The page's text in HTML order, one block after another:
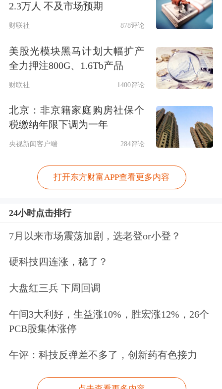
2.3万人 不及市场预期
财联社 878评论
美股光模块黑马计划大幅扩产
全力押注800G、1.6Tb产品
财联社 1400评论
北京：非京籍家庭购房社保个
税缴纳年限下调为一年
央视新闻客户端 284评论
打开东方财富APP查看更多内容
24小时点击排行
7月以来市场震荡加剧，选老登or小登？
硬科技四连涨，稳了？
大盘红三兵 下周回调
午间3大利好，生益涨10%，胜宏涨12%，26个
PCB股集体涨停
午评：科技反弹差不多了，创新药有色接力